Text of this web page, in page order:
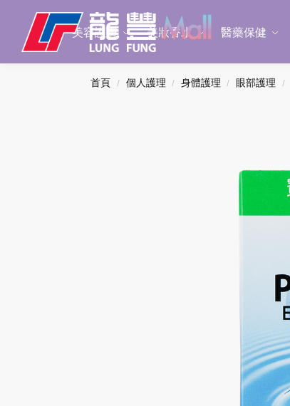
美容護膚 美妝香水 醫藥保健
Search
首頁 / 個人護理 / 身體護理 / 眼部護理 /